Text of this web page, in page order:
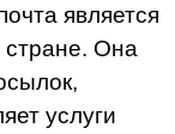
является
стране. Она
услуги